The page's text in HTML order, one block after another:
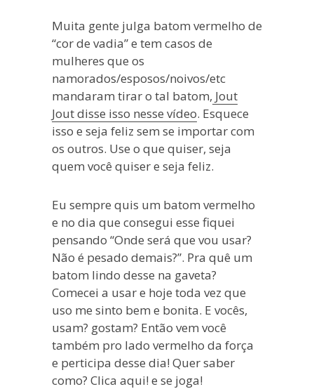
Muita gente julga batom vermelho de
“cor de vadia” e tem casos de
mulheres que os
namorados/esposos/noivos/etc
mandaram tirar o tal batom, Jout
Jout disse isso nesse vídeo. Esquece
isso e seja feliz sem se importar com
os outros. Use o que quiser, seja
quem você quiser e seja feliz.
Eu sempre quis um batom vermelho
e no dia que consegui esse fiquei
pensando “Onde será que vou usar?
Não é pesado demais?”. Pra quê um
batom lindo desse na gaveta?
Comecei a usar e hoje toda vez que
uso me sinto bem e bonita. E vocês,
usam? gostam? Então vem você
também pro lado vermelho da força
e perticipa desse dia! Quer saber
como? Clica aqui! e se joga!